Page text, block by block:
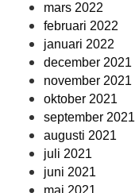
mars 2022
februari 2022
januari 2022
december 2021
november 2021
oktober 2021
september 2021
augusti 2021
juli 2021
juni 2021